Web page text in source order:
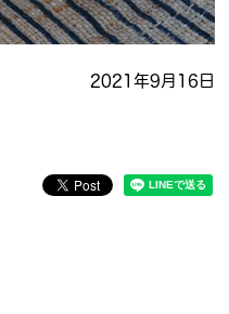
2021年9月16日